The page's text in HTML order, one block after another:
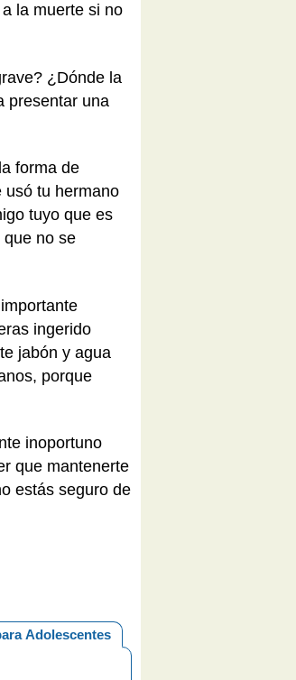
la muerte si no
¿Dónde la
presentar una
forma de
usó tu hermano
tuyo que es
que no se
ingerido
jabón y agua
porque
inoportuno
que mantenerte
estás seguro de
Adolescentes